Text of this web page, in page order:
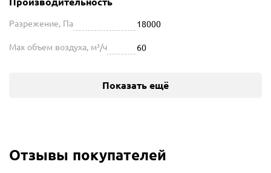
Разрежение, Па 18000
Max объем воздуха, м³/ч 60
Показать ещё
Отзывы покупателей